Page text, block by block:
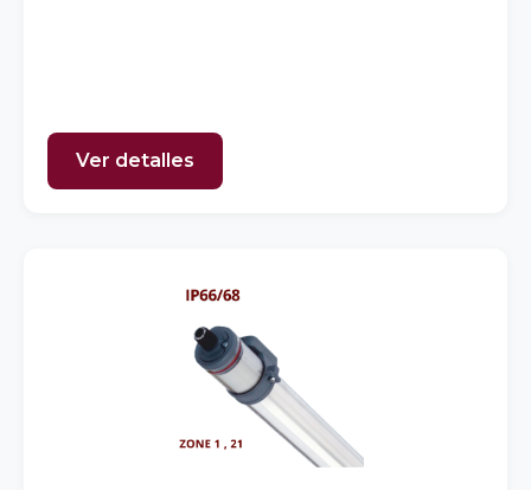
Ver detalles